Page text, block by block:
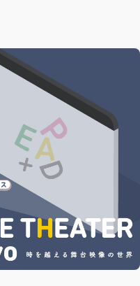
提供
お問い合わせ